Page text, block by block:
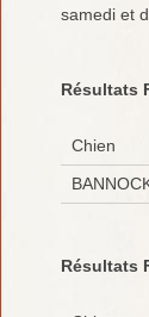
samedi et
Résultats
Chien
Résultats